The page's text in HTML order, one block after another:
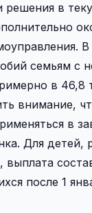
решения в
семьям с
в 46,8
внимание,
в
Для детей,
выплата
после 1